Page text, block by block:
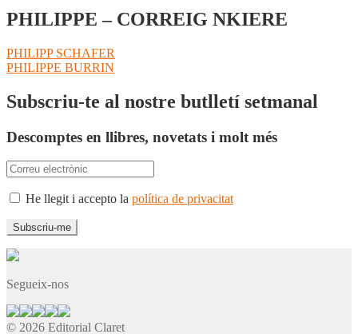
PHILIPPE – CORREIG NKIERE
Navegació
d'entrades
Entrada
anterior:
PHILIPP SCHAFER
Pròxima
PHILIPPE BURRIN
Subscriu-te al nostre butlletí setmanal
Descomptes en llibres, novetats i molt més
He llegit i accepto la política de privacitat
Segueix-nos
© 2026 Editorial Claret